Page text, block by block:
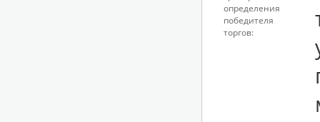
определения
победителя
торгов: